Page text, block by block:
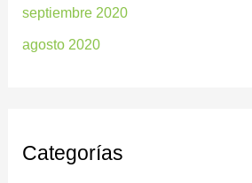
septiembre 2020
agosto 2020
Categorías